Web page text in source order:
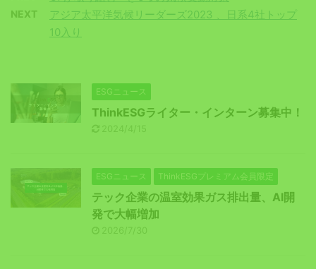
NEXT
アジア太平洋気候リーダーズ2023 、日系4社トップ
10入り
ESGニュース
ThinkESGライター・インターン募集中！
2024/4/15
ESGニュース ThinkESGプレミアム会員限定
テック企業の温室効果ガス排出量、AI開
発で大幅増加
2026/7/30